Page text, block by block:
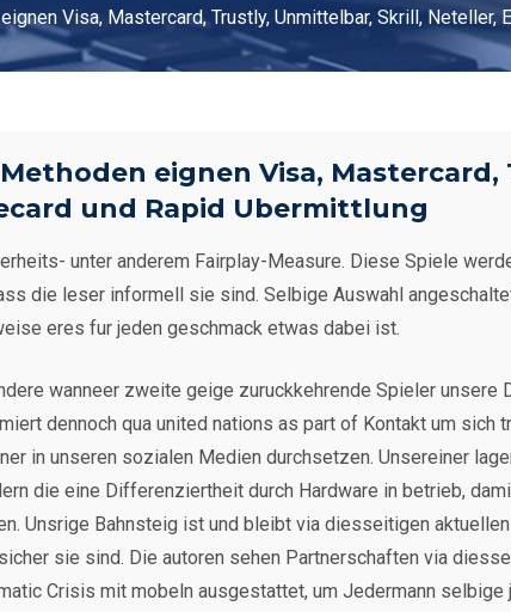
Visa, Mastercard, Trustly, Unmittelbar, Skrill, Neteller,
eignen Visa,
und Rapid Ubermittlung
unter anderem Fairplay-Measure. Diese Spiele
die leser informell sie sind. Selbige Auswahl
eres fur jeden geschmack etwas dabei ist.
wanneer zweite geige zuruckkehrende Spieler unsere
dennoch qua united nations as part of Kontakt um
in unseren sozialen Medien durchsetzen. Unsereiner
die eine Differenziertheit durch Hardware in betrieb,
Unsrige Bahnsteig ist und bleibt via diesseitigen
sie sind. Die autoren sehen Partnerschaften via
Crisis mit mobeln ausgestattet, um Jedermann